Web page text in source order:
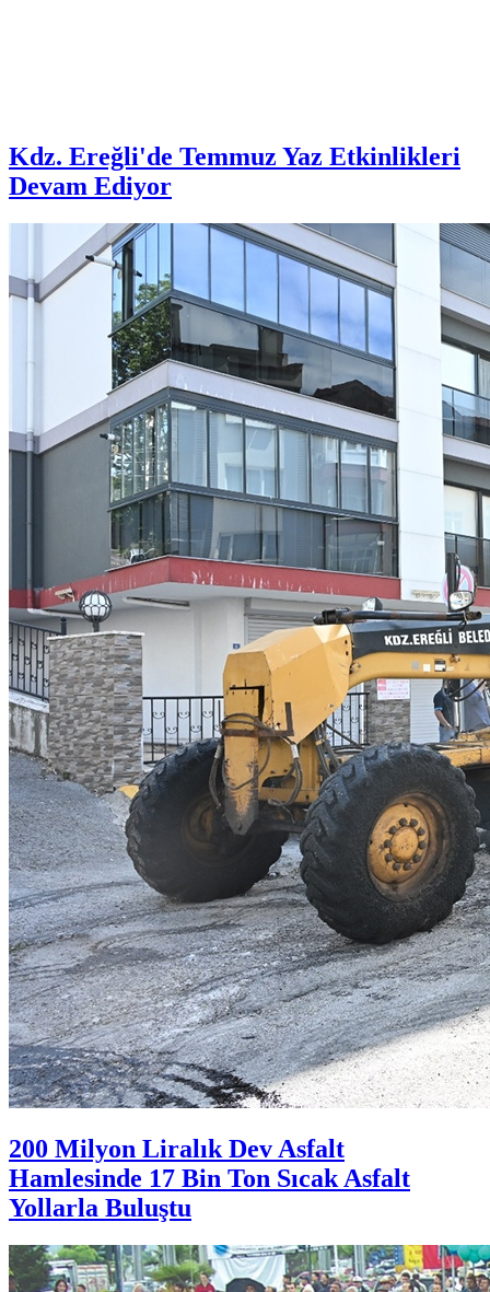
Kdz. Ereğli'de Temmuz Yaz Etkinlikleri
Devam Ediyor
200 Milyon Liralık Dev Asfalt
Hamlesinde 17 Bin Ton Sıcak Asfalt
Yollarla Buluştu